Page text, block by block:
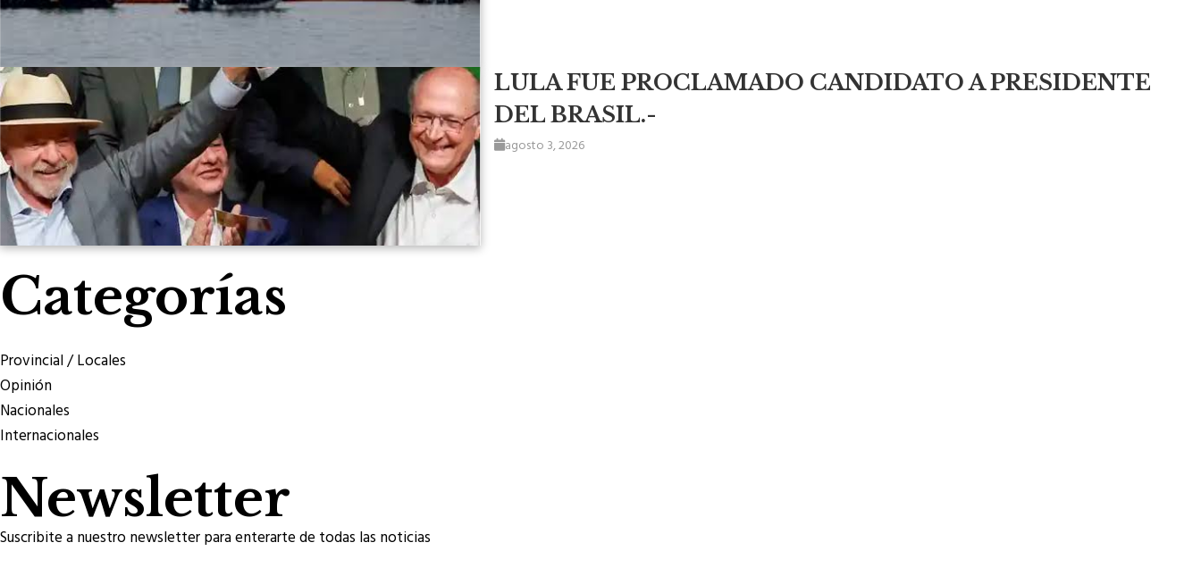
LULA FUE PROCLAMADO CANDIDATO A PRESIDENTE
DEL BRASIL.-
agosto 3, 2026
Categorías
Provincial / Locales
Opinión
Nacionales
Internacionales
Newsletter
Suscribite a nuestro newsletter para enterarte de todas las noticias